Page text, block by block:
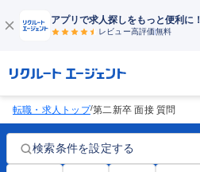
アプリで求人探しをもっと便利に！
レビュー高評価無料
転職・求人トップ/第二新卒 面接 質問
検索条件を設定する